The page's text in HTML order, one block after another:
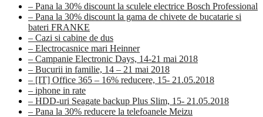
– Pana la 30% discount la sculele electrice Bosch Professional
– Pana la 30% discount la gama de chivete de bucatarie si
bateri FRANKE
– Cazi si cabine de dus
– Electrocasnice mari Heinner
– Campanie Electronic Days, 14-21 mai 2018
– Bucurii in familie, 14 – 21 mai 2018
– [IT] Office 365 – 16% reducere, 15- 21.05.2018
– iphone in rate
– HDD-uri Seagate backup Plus Slim, 15- 21.05.2018
– Pana la 30% reducere la telefoanele Meizu